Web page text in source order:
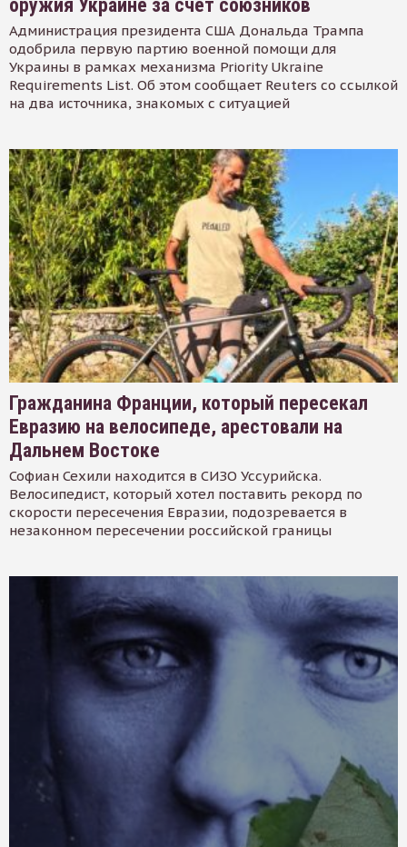
оружия Украине за счет союзников
Администрация президента США Дональда Трампа
одобрила первую партию военной помощи для
Украины в рамках механизма Priority Ukraine
Requirements List. Об этом сообщает Reuters со ссылкой
на два источника, знакомых с ситуацией
Гражданина Франции, который пересекал
Евразию на велосипеде, арестовали на
Дальнем Востоке
Софиан Сехили находится в СИЗО Уссурийска.
Велосипедист, который хотел поставить рекорд по
скорости пересечения Евразии, подозревается в
незаконном пересечении российской границы